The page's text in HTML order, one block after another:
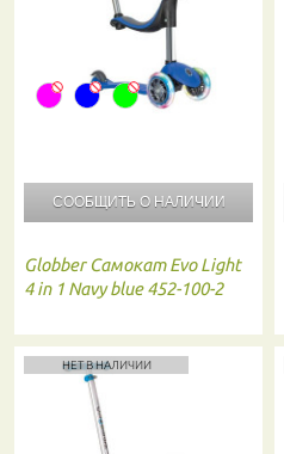
СООБЩИТЬ О НАЛИЧИИ
Globber Самокат Evo Light
4 in 1 Navy blue 452-100-2
НЕТ В НАЛИЧИИ